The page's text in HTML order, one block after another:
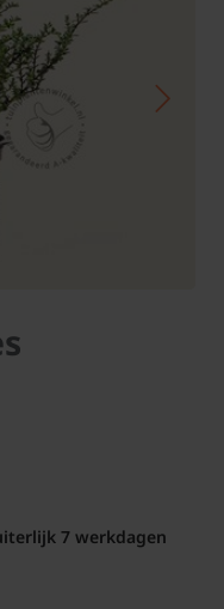
7 werkdagen